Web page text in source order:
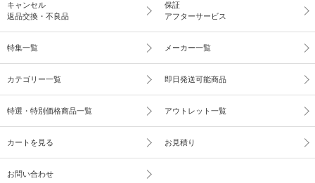
キャンセル
返品交換・不良品
保証
アフターサービス
特集一覧 メーカー一覧
カテゴリー一覧 即日発送可能商品
特選・特別価格商品一覧 アウトレット一覧
カートを見る お見積り
お問い合わせ